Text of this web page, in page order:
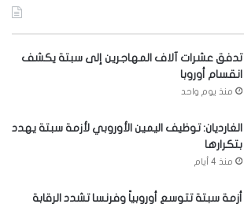
تدفق عشرات آلاف المهاجرين إلى سبتة يكشف
انقسام أوروبا
منذ يوم واحد
الغارديان: توظيف اليمين الأوروبي لأزمة سبتة يهدد
بتكرارها
منذ 4 أيام
أزمة سبتة تتوسع أوروبياً وفرنسا تشدد الرقابة